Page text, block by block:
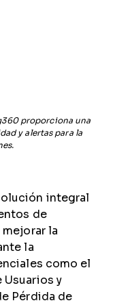
proporciona una
y alertas para la
integral
de
mejorar la
la
como el
y
Pérdida de